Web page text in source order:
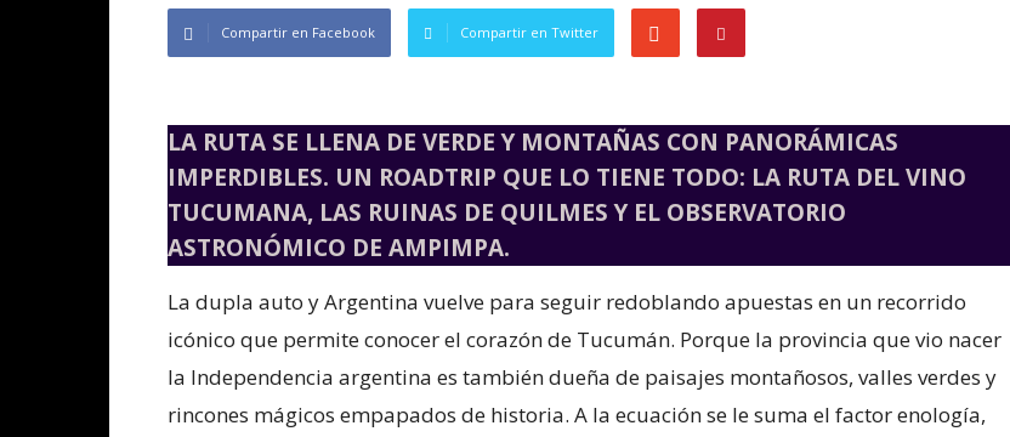
Compartir en Facebook Compartir en Twitter
LA RUTA SE LLENA DE VERDE Y MONTAÑAS CON PANORÁMICAS
IMPERDIBLES. UN ROADTRIP QUE LO TIENE TODO: LA RUTA DEL VINO
TUCUMANA, LAS RUINAS DE QUILMES Y EL OBSERVATORIO
ASTRONÓMICO DE AMPIMPA.
La dupla auto y Argentina vuelve para seguir redoblando apuestas en un recorrido
icónico que permite conocer el corazón de Tucumán. Porque la provincia que vio nacer
la Independencia argentina es también dueña de paisajes montañosos, valles verdes y
rincones mágicos empapados de historia. A la ecuación se le suma el factor enología,